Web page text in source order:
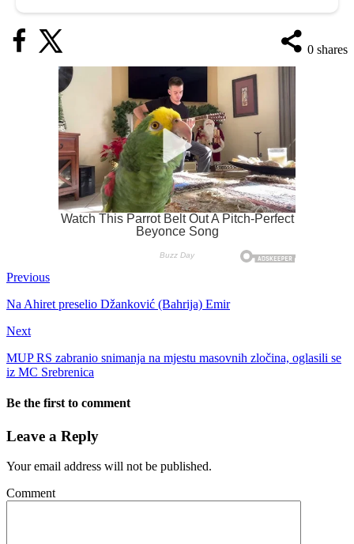
0 shares
Previous
Na Ahiret preselio Džanković (Bahrija) Emir
Next
MUP RS zabranio snimanja na mjestu masovnih zločina, oglasili se
iz MC Srebrenica
Be the first to comment
Leave a Reply
Your email address will not be published.
Comment